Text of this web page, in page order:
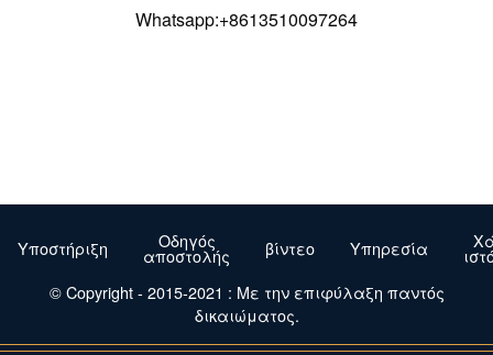
Whatsapp:+8613510097264
Υποστήριξη Οδηγός
αποστολής βίντεο Υπηρεσία
© Copyright - 2015-2021 : Με την επιφύλαξη παντός
δικαιώματος.